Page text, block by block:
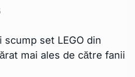
set LEGO din
mai ales de către fanii